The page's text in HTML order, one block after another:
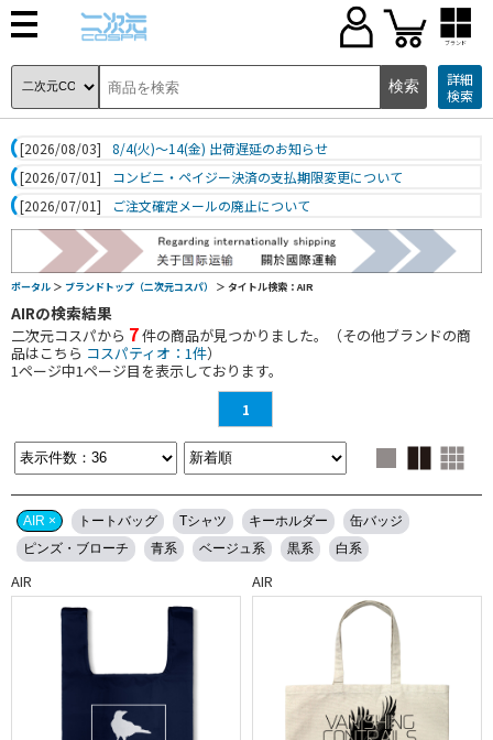
ブランド
詳細
検索
[2026/08/03]
8/4(火)～14(金) 出荷遅延のお知らせ
[2026/07/01]
コンビニ・ペイジー決済の支払期限変更について
[2026/07/01]
ご注文確定メールの廃止について
ポータル ＞ ブランドトップ（二次元コスパ） ＞ タイトル検索：AIR
AIRの検索結果
二次元コスパから 7件の商品が見つかりました。（その他ブランドの商
品はこちら コスパティオ：1件）
1ページ中1ページ目を表示しております。
1
AIR × トートバッグ Tシャツ キーホルダー
缶バッジ
ピンズ・ブローチ
青系 ベージュ系 黒系 白系
AIR AIR